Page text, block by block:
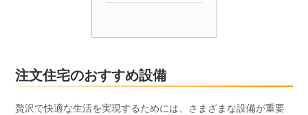
注文住宅のおすすめ設備
贅沢で快適な生活を実現するためには、さまざまな設備が重要